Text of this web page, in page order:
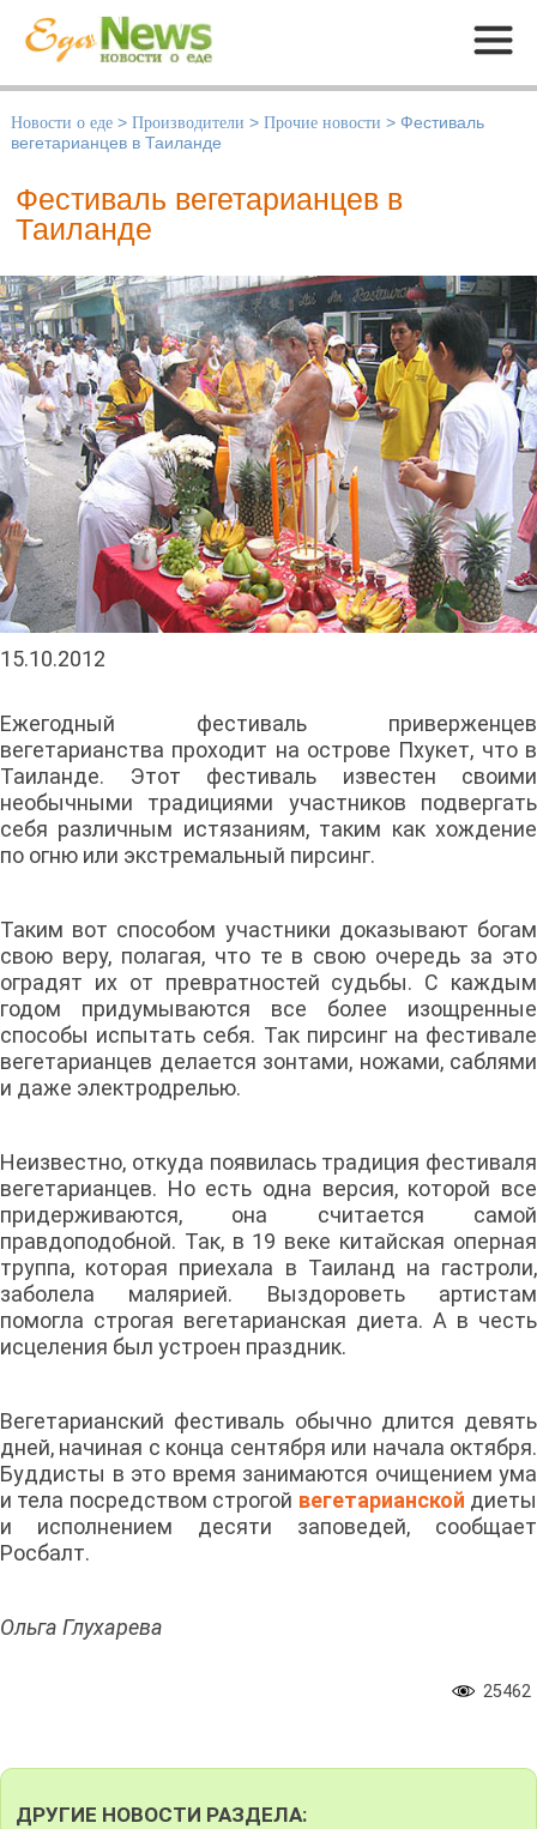
Меню
Новости о еде > Производители > Прочие новости > Фестиваль
вегетарианцев в Таиланде
Фестиваль вегетарианцев в
Таиланде
15.10.2012
Ежегодный фестиваль приверженцев
вегетарианства проходит на острове Пхукет, что в
Таиланде. Этот фестиваль известен своими
необычными традициями участников подвергать
себя различным истязаниям, таким как хождение
по огню или экстремальный пирсинг.
Таким вот способом участники доказывают богам
свою веру, полагая, что те в свою очередь за это
оградят их от превратностей судьбы. С каждым
годом придумываются все более изощренные
способы испытать себя. Так пирсинг на фестивале
вегетарианцев делается зонтами, ножами, саблями
и даже электродрелью.
Неизвестно, откуда появилась традиция фестиваля
вегетарианцев. Но есть одна версия, которой все
придерживаются, она считается самой
правдоподобной. Так, в 19 веке китайская оперная
труппа, которая приехала в Таиланд на гастроли,
заболела малярией. Выздороветь артистам
помогла строгая вегетарианская диета. А в честь
исцеления был устроен праздник.
Вегетарианский фестиваль обычно длится девять
дней, начиная с конца сентября или начала октября.
Буддисты в это время занимаются очищением ума
и тела посредством строгой вегетарианской диеты
и исполнением десяти заповедей, сообщает
Росбалт.
Ольга Глухарева
25462
ДРУГИЕ НОВОСТИ РАЗДЕЛА: